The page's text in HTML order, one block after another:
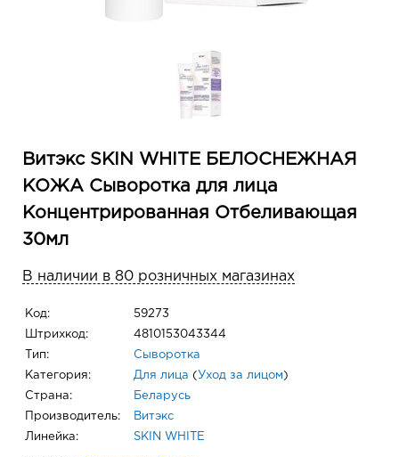
Витэкс SKIN WHITE БЕЛОСНЕЖНАЯ
КОЖА Сыворотка для лица
Концентрированная Отбеливающая
30мл
В наличии в 80 розничных магазинах
Код: 59273
Штрихкод: 4810153043344
Тип: Сыворотка
Категория: Для лица ( Уход за лицом )
Страна: Беларусь
Производитель: Витэкс
Линейка: SKIN WHITE